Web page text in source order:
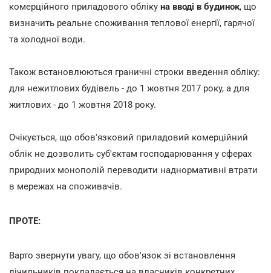
комерційного приладового обліку на вводі в будинок, що
визначить реальне споживання теплової енергії, гарячої
та холодної води.
Також встановлюються граничні строки введення обліку:
для нежитлових будівель - до 1 жовтня 2017 року, а для
житлових - до 1 жовтня 2018 року.
Очікується, що обов'язковий приладовий комерційний
облік не дозволить суб'єктам господарювання у сферах
природних монополій переводити наднормативні втрати
в мережах на споживачів.
ПРОТЕ:
Варто звернути увагу, що обов'язок зі встановлення